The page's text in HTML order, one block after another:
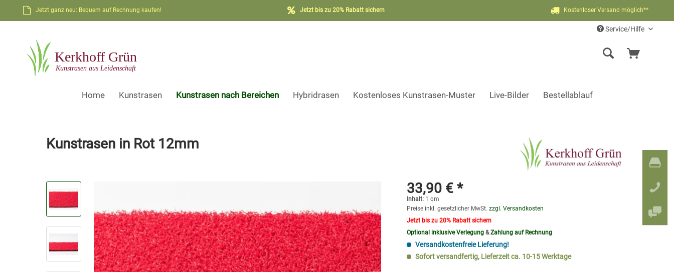
Jetzt ganz neu: Bequem auf Rechnung kaufen! Jetzt bis zu 20% Rabatt sichern Kostenloser Versand möglich**
Service/Hilfe
Home Kunstrasen Kunstrasen nach Bereichen Hybridrasen Kostenloses Kunstrasen-Muster Live-Bilder Bestellablauf
Kunstrasen in Rot 12mm
33,90 € *
Inhalt: 1 qm
Preise inkl. gesetzlicher MwSt.zzgl. Versandkosten
Jetzt bis zu 20% Rabatt sichern
Optional inklusive Verlegung &Zahlung auf Rechnung
Versandkostenfreie Lieferung!
Sofort versandfertig, Lieferzeit ca. 10-15 Werktage